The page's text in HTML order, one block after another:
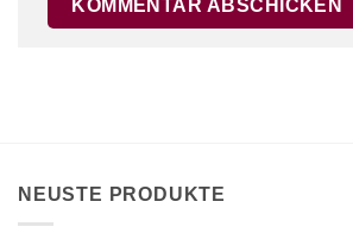
NEUSTE PRODUKTE